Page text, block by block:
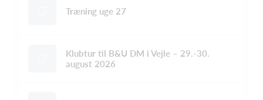
Træning uge 27
Klubtur til B&U DM i Vejle – 29.-30.
august 2026